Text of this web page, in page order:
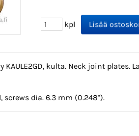
kpl
KAULE2GD, kulta. Neck joint
screws dia. 6.3 mm (0.248").